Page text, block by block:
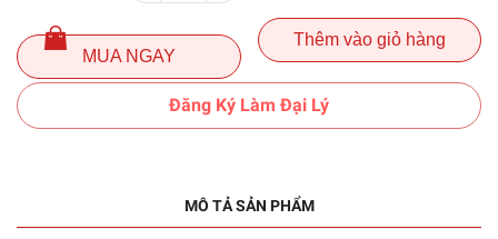
MUA NGAY
Thêm vào giỏ hàng
Đăng Ký Làm Đại Lý
MÔ TẢ SẢN PHẨM